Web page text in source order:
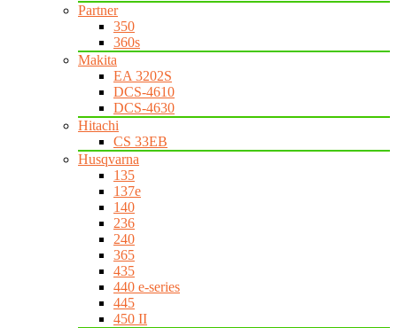
Partner
350
360s
Makita
EA 3202S
DCS-4610
DCS-4630
Hitachi
CS 33EB
Husqvarna
135
137e
140
236
240
365
435
440 e-series
445
450 II